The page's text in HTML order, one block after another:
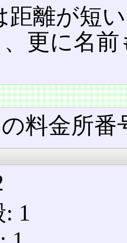
距離が短
更に名
料金所番
1